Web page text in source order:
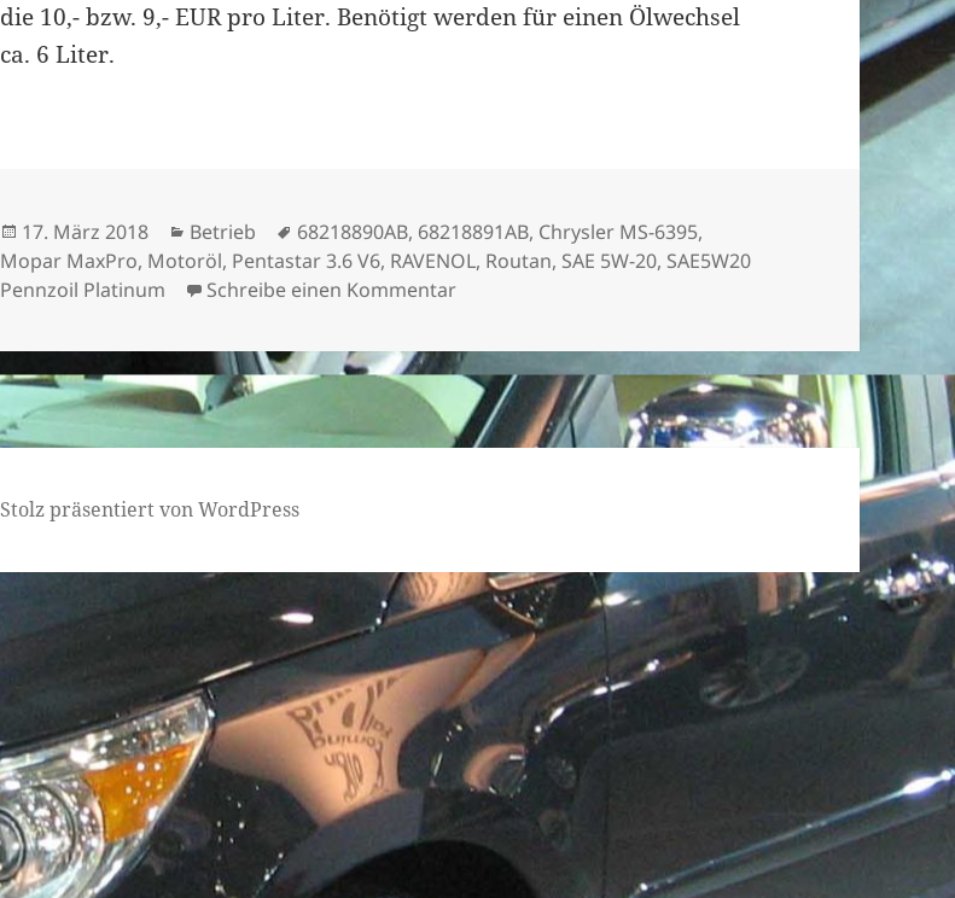
die 10,- bzw. 9,- EUR pro Liter. Benötigt werden für einen Ölwechsel
ca. 6 Liter.
Veröffentlicht
am
17. März 2018 Kategorien
Betrieb Schlagwörter
68218890AB, 68218891AB, Chrysler MS-6395,
Mopar MaxPro, Motoröl, Pentastar 3.6 V6, RAVENOL, Routan, SAE 5W-20, SAE5W20
Pennzoil Platinum
Schreibe einen Kommentarzu SAE5W20
Stolz präsentiert von WordPress